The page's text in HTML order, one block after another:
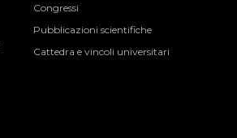
Congressi
Pubblicazioni scientifiche
Cattedra e vincoli universitari